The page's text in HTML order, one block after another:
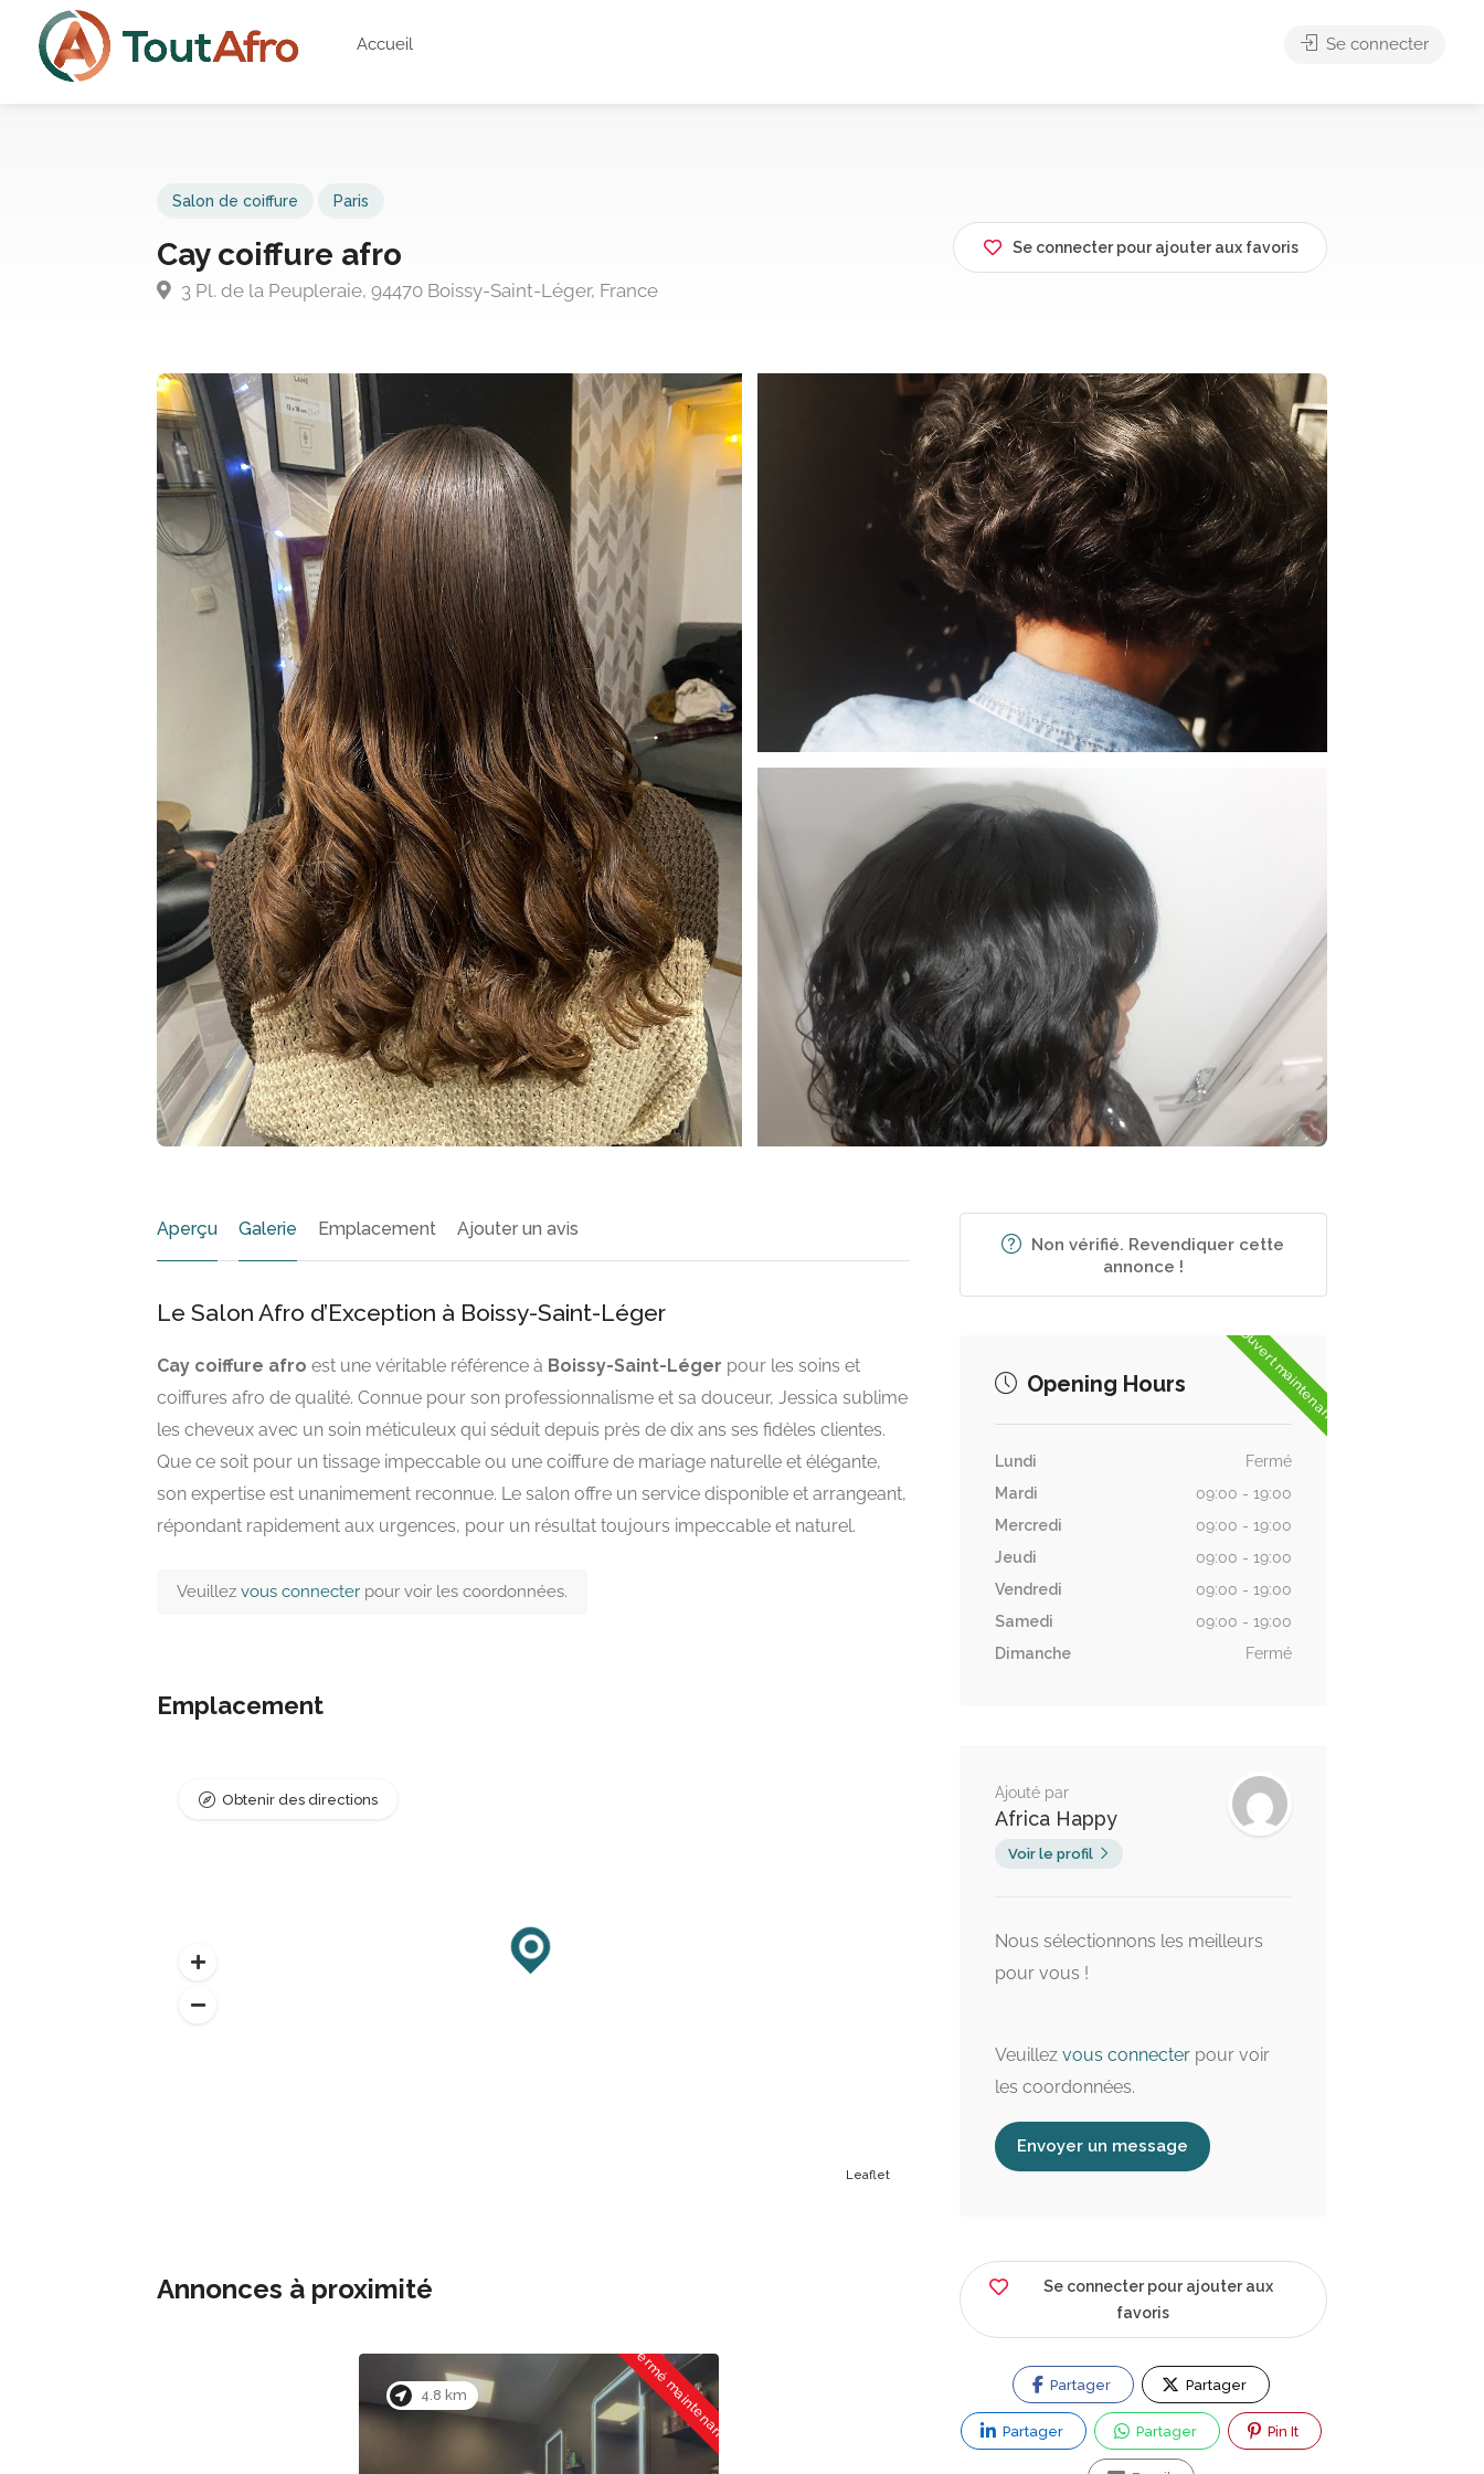
Accueil Se connecter
Salon de coiffure Paris
Cay coiffure afro
3 Pl. de la Peupleraie, 94470 Boissy-Saint-Léger, France
Se connecter pour ajouter aux favoris
Aperçu Galerie Emplacement Ajouter un avis
Le Salon Afro d’Exception à Boissy-Saint-Léger
Cay coiffure afro est une véritable référence à Boissy-Saint-Léger pour les soins et
coiffures afro de qualité. Connue pour son professionnalisme et sa douceur, Jessica sublime
les cheveux avec un soin méticuleux qui séduit depuis près de dix ans ses fidèles clientes.
Que ce soit pour un tissage impeccable ou une coiffure de mariage naturelle et élégante,
son expertise est unanimement reconnue. Le salon offre un service disponible et arrangeant,
répondant rapidement aux urgences, pour un résultat toujours impeccable et naturel.
Veuillez vous connecter pour voir les coordonnées.
Emplacement
Leaflet
Obtenir des directions
Annonces à proximité
4.8 km Fermé maintenant
Non vérifié. Revendiquer cette
annonce !
Ouvert maintenant
Opening Hours
Lundi
Fermé
Mardi
09:00 - 19:00
Mercredi
09:00 - 19:00
Jeudi
09:00 - 19:00
Vendredi
09:00 - 19:00
Samedi
09:00 - 19:00
Dimanche
Fermé
Ajouté par
Africa Happy
Voir le profil
Nous sélectionnons les meilleurs
pour vous !
Veuillez vous connecter pour voir
les coordonnées.
Envoyer un message
Se connecter pour ajouter aux
favoris
Partager Partager
Partager Partager Pin It